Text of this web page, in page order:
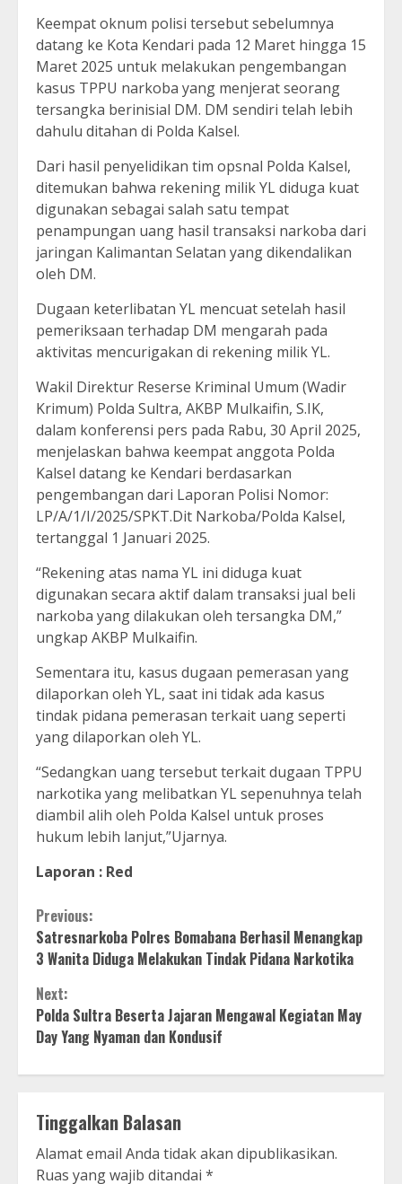
Keempat oknum polisi tersebut sebelumnya
datang ke Kota Kendari pada 12 Maret hingga 15
Maret 2025 untuk melakukan pengembangan
kasus TPPU narkoba yang menjerat seorang
tersangka berinisial DM. DM sendiri telah lebih
dahulu ditahan di Polda Kalsel.
Dari hasil penyelidikan tim opsnal Polda Kalsel,
ditemukan bahwa rekening milik YL diduga kuat
digunakan sebagai salah satu tempat
penampungan uang hasil transaksi narkoba dari
jaringan Kalimantan Selatan yang dikendalikan
oleh DM.
Dugaan keterlibatan YL mencuat setelah hasil
pemeriksaan terhadap DM mengarah pada
aktivitas mencurigakan di rekening milik YL.
Wakil Direktur Reserse Kriminal Umum (Wadir
Krimum) Polda Sultra, AKBP Mulkaifin, S.IK,
dalam konferensi pers pada Rabu, 30 April 2025,
menjelaskan bahwa keempat anggota Polda
Kalsel datang ke Kendari berdasarkan
pengembangan dari Laporan Polisi Nomor:
LP/A/1/I/2025/SPKT.Dit Narkoba/Polda Kalsel,
tertanggal 1 Januari 2025.
“Rekening atas nama YL ini diduga kuat
digunakan secara aktif dalam transaksi jual beli
narkoba yang dilakukan oleh tersangka DM,”
ungkap AKBP Mulkaifin.
Sementara itu, kasus dugaan pemerasan yang
dilaporkan oleh YL, saat ini tidak ada kasus
tindak pidana pemerasan terkait uang seperti
yang dilaporkan oleh YL.
“Sedangkan uang tersebut terkait dugaan TPPU
narkotika yang melibatkan YL sepenuhnya telah
diambil alih oleh Polda Kalsel untuk proses
hukum lebih lanjut,”Ujarnya.
Laporan : Red
Continue
Reading
Previous:
Satresnarkoba Polres Bomabana Berhasil Menangkap
3 Wanita Diduga Melakukan Tindak Pidana Narkotika
Next:
Polda Sultra Beserta Jajaran Mengawal Kegiatan May
Day Yang Nyaman dan Kondusif
Tinggalkan Balasan
Alamat email Anda tidak akan dipublikasikan.
Ruas yang wajib ditandai *